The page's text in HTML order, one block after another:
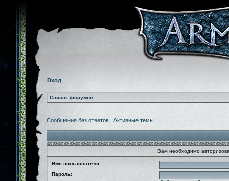
Вход
Список форумов
Сообщения без ответов | Активные темы
Вам необходимо
Имя пользователя:
Пароль: